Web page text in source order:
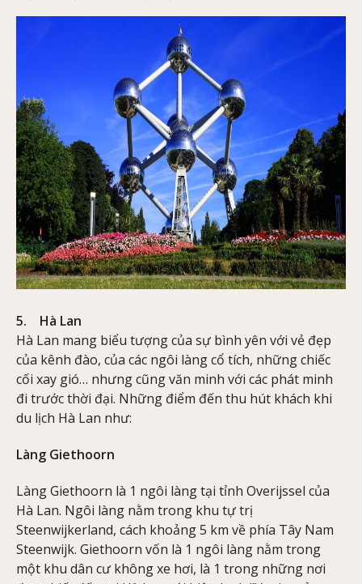
5. Hà Lan
Hà Lan mang biểu tượng của sự bình yên với vẻ đẹp
của kênh đào, của các ngôi làng cổ tích, những chiếc
cối xay gió… nhưng cũng văn minh với các phát minh
đi trước thời đại. Những điểm đến thu hút khách khi
du lịch Hà Lan như:
Làng Giethoorn
Làng Giethoorn là 1 ngôi làng tại tỉnh Overijssel của
Hà Lan. Ngôi làng nằm trong khu tự trị
Steenwijkerland, cách khoảng 5 km về phía Tây Nam
Steenwijk. Giethoorn vốn là 1 ngôi làng nằm trong
một khu dân cư không xe hơi, là 1 trong những nơi